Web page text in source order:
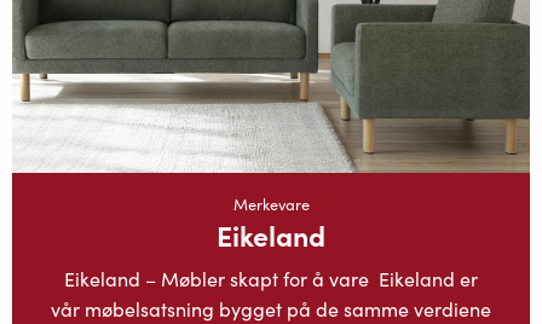
Merkevare
Eikeland
Eikeland – Møbler skapt for å vare Eikeland er
vår møbelsatsning bygget på de samme verdiene